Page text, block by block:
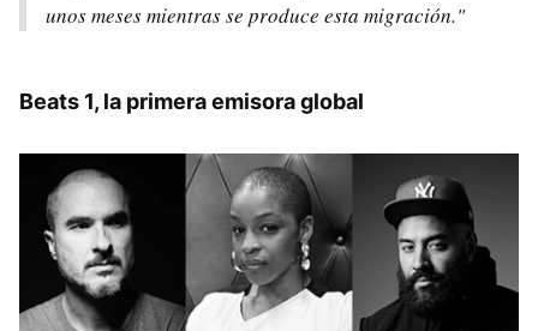
unos meses mientras se produce esta migración."
Beats 1, la primera emisora global